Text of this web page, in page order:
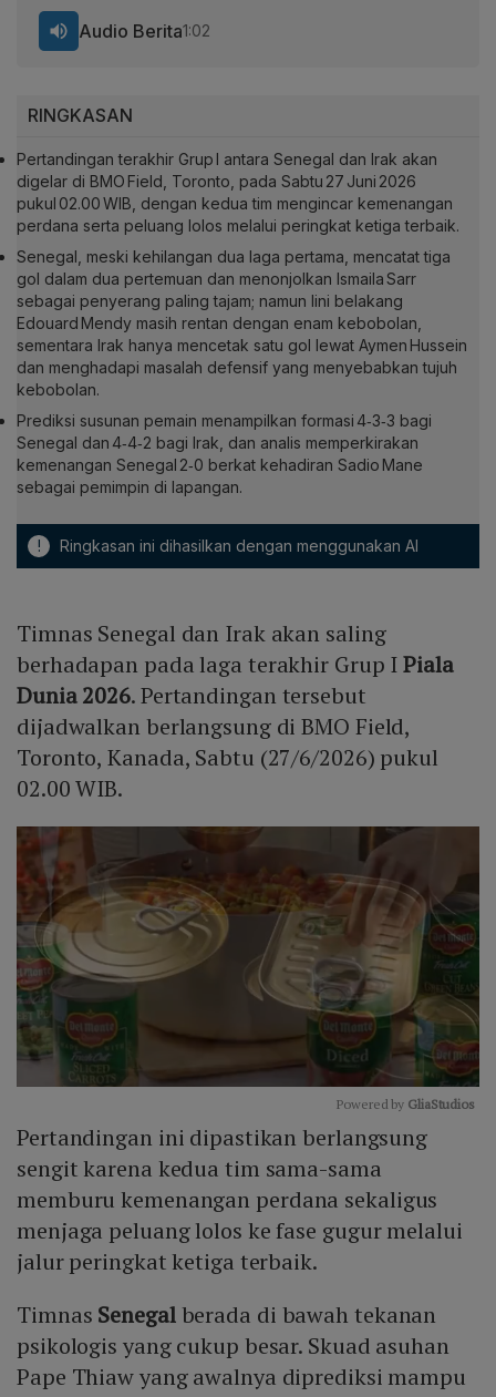
RINGKASAN
Pertandingan terakhir Grup I antara Senegal dan Irak akan
digelar di BMO Field, Toronto, pada Sabtu 27 Juni 2026
pukul 02.00 WIB, dengan kedua tim mengincar kemenangan
perdana serta peluang lolos melalui peringkat ketiga terbaik.
Senegal, meski kehilangan dua laga pertama, mencatat tiga
gol dalam dua pertemuan dan menonjolkan Ismaila Sarr
sebagai penyerang paling tajam; namun lini belakang
Edouard Mendy masih rentan dengan enam kebobolan,
sementara Irak hanya mencetak satu gol lewat Aymen Hussein
dan menghadapi masalah defensif yang menyebabkan tujuh
kebobolan.
Prediksi susunan pemain menampilkan formasi 4‑3‑3 bagi
Senegal dan 4‑4‑2 bagi Irak, dan analis memperkirakan
kemenangan Senegal 2‑0 berkat kehadiran Sadio Mane
sebagai pemimpin di lapangan.
! Ringkasan ini dihasilkan dengan menggunakan AI
Audio Berita1:02
Timnas Senegal dan Irak akan saling
berhadapan pada laga terakhir Grup IPiala
Dunia 2026. Pertandingan tersebut
dijadwalkan berlangsung di BMO Field,
Toronto, Kanada, Sabtu (27/6/2026) pukul
02.00 WIB.
Mute
Powered by GliaStudios
Pertandingan ini dipastikan berlangsung
sengit karena kedua tim sama-sama
memburu kemenangan perdana sekaligus
menjaga peluang lolos ke fase gugur melalui
jalur peringkat ketiga terbaik.
Timnas Senegalberada di bawah tekanan
psikologis yang cukup besar. Skuad asuhan
Pape Thiaw yang awalnya diprediksi mampu